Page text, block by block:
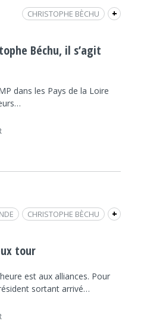
+
CHRISTOPHE BÈCHU
INTERVIEW
POLITIQUE
Béchu, il s’agit
dans les Pays de la Loire
+
CHRISTOPHE BÈCHU
tour
est aux alliances. Pour
sortant arrivé…